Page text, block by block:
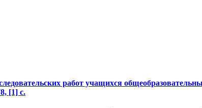
работ учащихся
[1] с.